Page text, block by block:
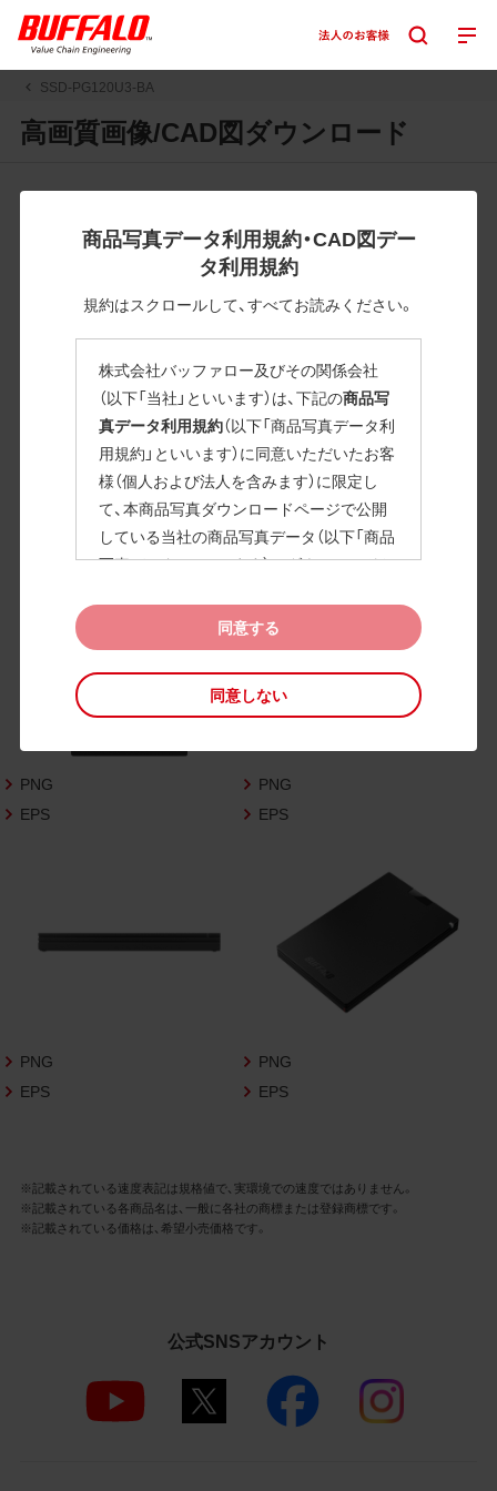
SSD-PG120U3-BA
高画質画像/CAD図ダウンロード
商品写真データ利用規約・CAD図デー
タ利用規約
規約はスクロールして、すべてお読みください。
株式会社バッファロー及びその関係会社
（以下「当社」といいます）は、下記の商品写
真データ利用規約（以下「商品写真データ利
用規約」といいます）に同意いただいたお客
様（個人および法人を含みます）に限定し
て、本商品写真ダウンロードページで公開
している当社の商品写真データ（以下「商品
写真データ」といいます）のダウンロードお
また、当社は、下記のCAD図データ利用規約
（以下「CAD図データ利用規約」といいます）
に同意いただいたお客様に限定して、本CA
D図ダウンロードページで公開している当
いいます）の利用を許諾いたします。
お客様が「同意する」ボタンをクリックされ
た場合、商品写真データ利用規約及びCAD
なお、商品写真データ利用規約及びCAD図
データ利用規約の記載事項は予告なく変更
されることがあります。各データをダウン
ロードする際には最新の規約をご確認くだ
さいますようお願い申し上げます。
商品写真データ利用規約
2.利用許諾
の報道・解説に利用する場合に限り商品写
ます。当社からの個別の同意を得た場合を
除き、上記の目的、利用方法以外に商品写真
同意する
同意しない
すと圧縮ファイルのダウンロードが始まります。
JPEG・EPSファイルにはパスが設定されています。画像編集
の際に便利です。PNG画像は原則として背景を透過したもの
を提供しています。
掲載データ「JPEG、PNG : 低解像度(RGBカラー)」 「EPS : 高
解像度(CMYKカラー)」
SSD-PG120U3-BA
高画質画像
PNG
EPS
PNG
EPS
PNG
EPS
PNG
EPS
※記載されている速度表記は規格値で、実環境での速度ではありません。
※記載されている各商品名は、一般に各社の商標または登録商標です。
※記載されている価格は、希望小売価格です。
公式SNSアカウント